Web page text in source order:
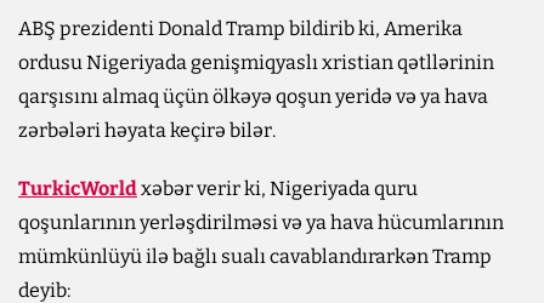
ABŞ prezidenti Donald Tramp bildirib ki, Amerika
ordusu Nigeriyada genişmiqyaslı xristian qətllərinin
qarşısını almaq üçün ölkəyə qoşun yeridə və ya hava
zərbələri həyata keçirə bilər.
TurkicWorldxəbər verir ki, Nigeriyada quru
qoşunlarının yerləşdirilməsi və ya hava hücumlarının
mümkünlüyü ilə bağlı sualı cavablandırarkən Tramp
deyib: